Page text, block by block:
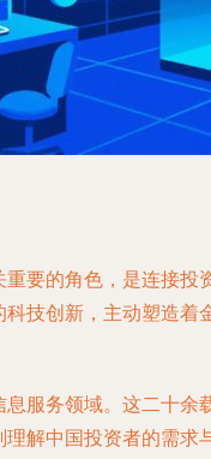
要的角色，是连接
技创新，主动塑造着
服务领域。这二十
解中国投资者的需